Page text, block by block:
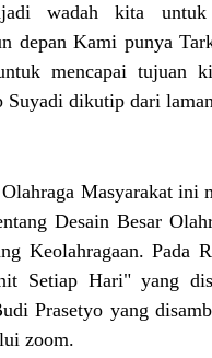
wadah kita untuk
depan Kami punya
mencapai tujuan
Suyadi dikutip dari
Masyarakat ini
Desain Besar
Keolahragaan.
Setiap Hari" yang
Prasetyo yang
zoom.